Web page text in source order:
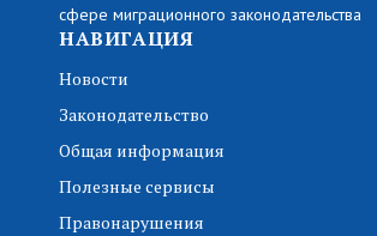
сфере миграционного законодательства
НАВИГАЦИЯ
Новости
Законодательство
Общая информация
Полезные сервисы
Правонарушения